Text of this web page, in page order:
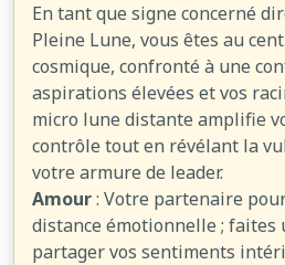
En tant que signe concerné
Pleine Lune, vous êtes au
cosmique, confronté à une
aspirations élevées et vos
micro lune distante amplifie
contrôle tout en révélant la
votre armure de leader.
Amour: Votre partenaire
distance émotionnelle ;
partager vos sentiments